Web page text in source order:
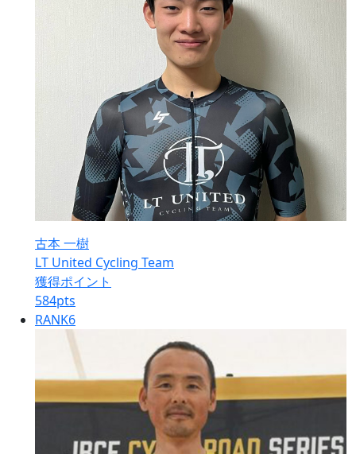
古本 一樹
LT United Cycling Team
獲得ポイント
584pts
RANK6